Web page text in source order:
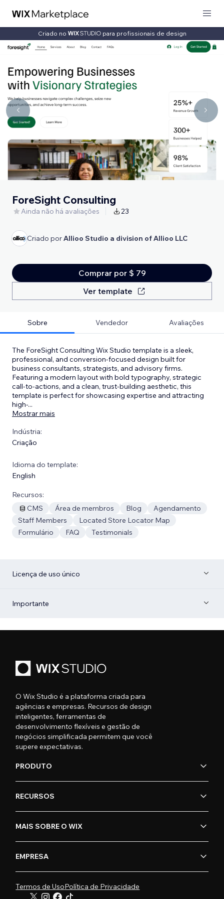
Criado no para profissionais de design
ForeSight Consulting
Ainda não há avaliações 23
Criado porAllioo Studio a division of Allioo LLC
Comprar por $ 79
Ver template
Sobre Vendedor Avaliações
The ForeSight Consulting Wix Studio template is a sleek,
professional, and conversion-focused design built for
business consultants, strategists, and advisory firms.
Featuring a modern layout with bold typography, strategic
call-to-actions, and a clean, trust-building aesthetic, this
template is perfect for showcasing expertise and attracting
high-...
Mostrar mais
Indústria:
Criação
Idioma do template:
English
Recursos:
CMS
Área de membros Blog
Agendamento
Staff Members
Located Store Locator Map
Formulário
FAQ Testimonials
Licença de uso único
Importante
O Wix Studio é a plataforma criada para
agências e empresas. Recursos de design
inteligentes, ferramentas de
desenvolvimento flexíveis e gestão de
negócios simplificada permitem que você
supere expectativas.
PRODUTO
RECURSOS
MAIS SOBRE O WIX
EMPRESA
Termos de UsoPolítica de Privacidade